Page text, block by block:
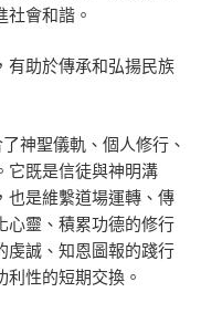
會和諧。
有助於傳承和弘揚民族
神聖儀軌、個人修行、
它既是信徒與神明溝
也是維繫道場運轉、傳
心靈、積累功德的修行
虔誠、知恩圖報的踐行
性的短期交換。